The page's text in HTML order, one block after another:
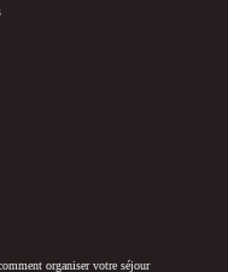
organiser votre séjour